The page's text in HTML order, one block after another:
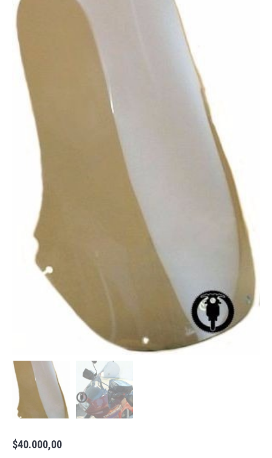
$40.000,00